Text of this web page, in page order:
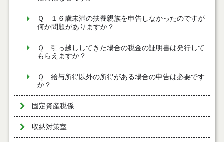
Ｑ １６歳未満の扶養親族を申告しなかったのですが
何か問題がありますか？
Ｑ 引っ越ししてきた場合の税金の証明書は発行して
もらえますか？
Ｑ 給与所得以外の所得がある場合の申告は必要です
か？
固定資産税係
収納対策室